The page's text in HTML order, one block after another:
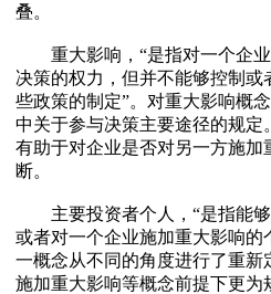
叠。
重大影响，“是指对一个企业
决策的权力，但并不能够控制
些政策的制定”。对重大影响概
中关于参与决策主要途径的规定
有助于对企业是否对另一方施加
断。
主要投资者个人，“是指能够
或者对一个企业施加重大影响的
一概念从不同的角度进行了重新
施加重大影响等概念前提下更为